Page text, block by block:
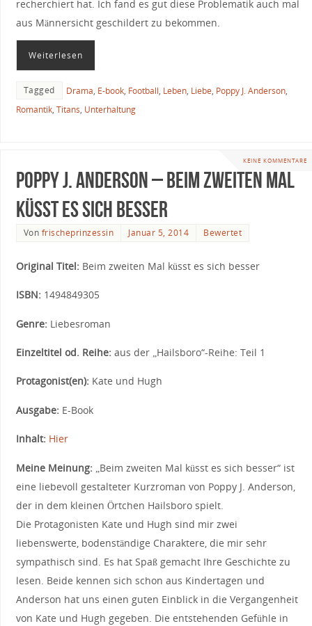
recherchiert hat. Ich fand es gut diese Problematik auch mal
aus Männersicht geschildert zu bekommen.
Weiterlesen
Tagged Drama, E-book, Football, Leben, Liebe, Poppy J. Anderson,
Romantik, Titans, Unterhaltung
KEINE KOMMENTARE
Poppy J. Anderson – Beim zweiten Mal
küsst es sich besser
Von frischeprinzessin Januar 5, 2014 Bewertet
Original Titel: Beim zweiten Mal küsst es sich besser
ISBN: 1494849305
Genre: Liebesroman
Einzeltitel od. Reihe: aus der „Hailsboro“-Reihe: Teil 1
Protagonist(en): Kate und Hugh
Ausgabe: E-Book
Inhalt: Hier
Meine Meinung: „Beim zweiten Mal küsst es sich besser“ ist
eine liebevoll gestalteter Kurzroman von Poppy J. Anderson,
der in dem kleinen Örtchen Hailsboro spielt.
Die Protagonisten Kate und Hugh sind mir zwei
liebenswerte, bodenständige Charaktere, die mir sehr
sympathisch sind. Es hat Spaß gemacht Ihre Geschichte zu
lesen. Beide kennen sich schon aus Kindertagen und
Anderson hat uns einen guten Einblick in die Vergangenheit
von Kate und Hugh gegeben. Die entstehenden Gefühle in